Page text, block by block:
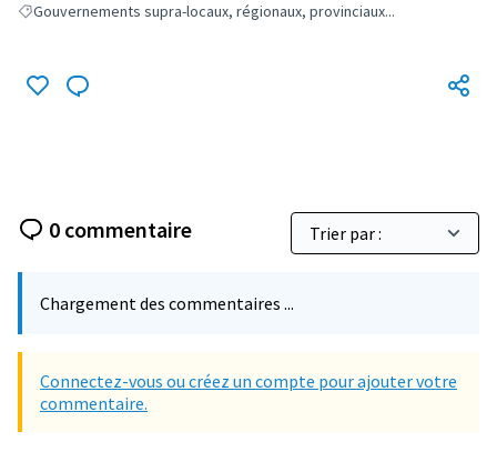
Filter results for: Gouvernements supra-locaux, régionaux, provinciaux...
Gouvernements supra-locaux, régionaux, provinciaux...
0 commentaire
Chargement des commentaires ...
Connectez-vous ou créez un compte pour ajouter votre
commentaire.